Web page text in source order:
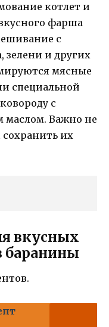
котлет и
фарша
с
зелени и других
мясные
специальной
с
маслом. Важно не
их
вкусных
баранины